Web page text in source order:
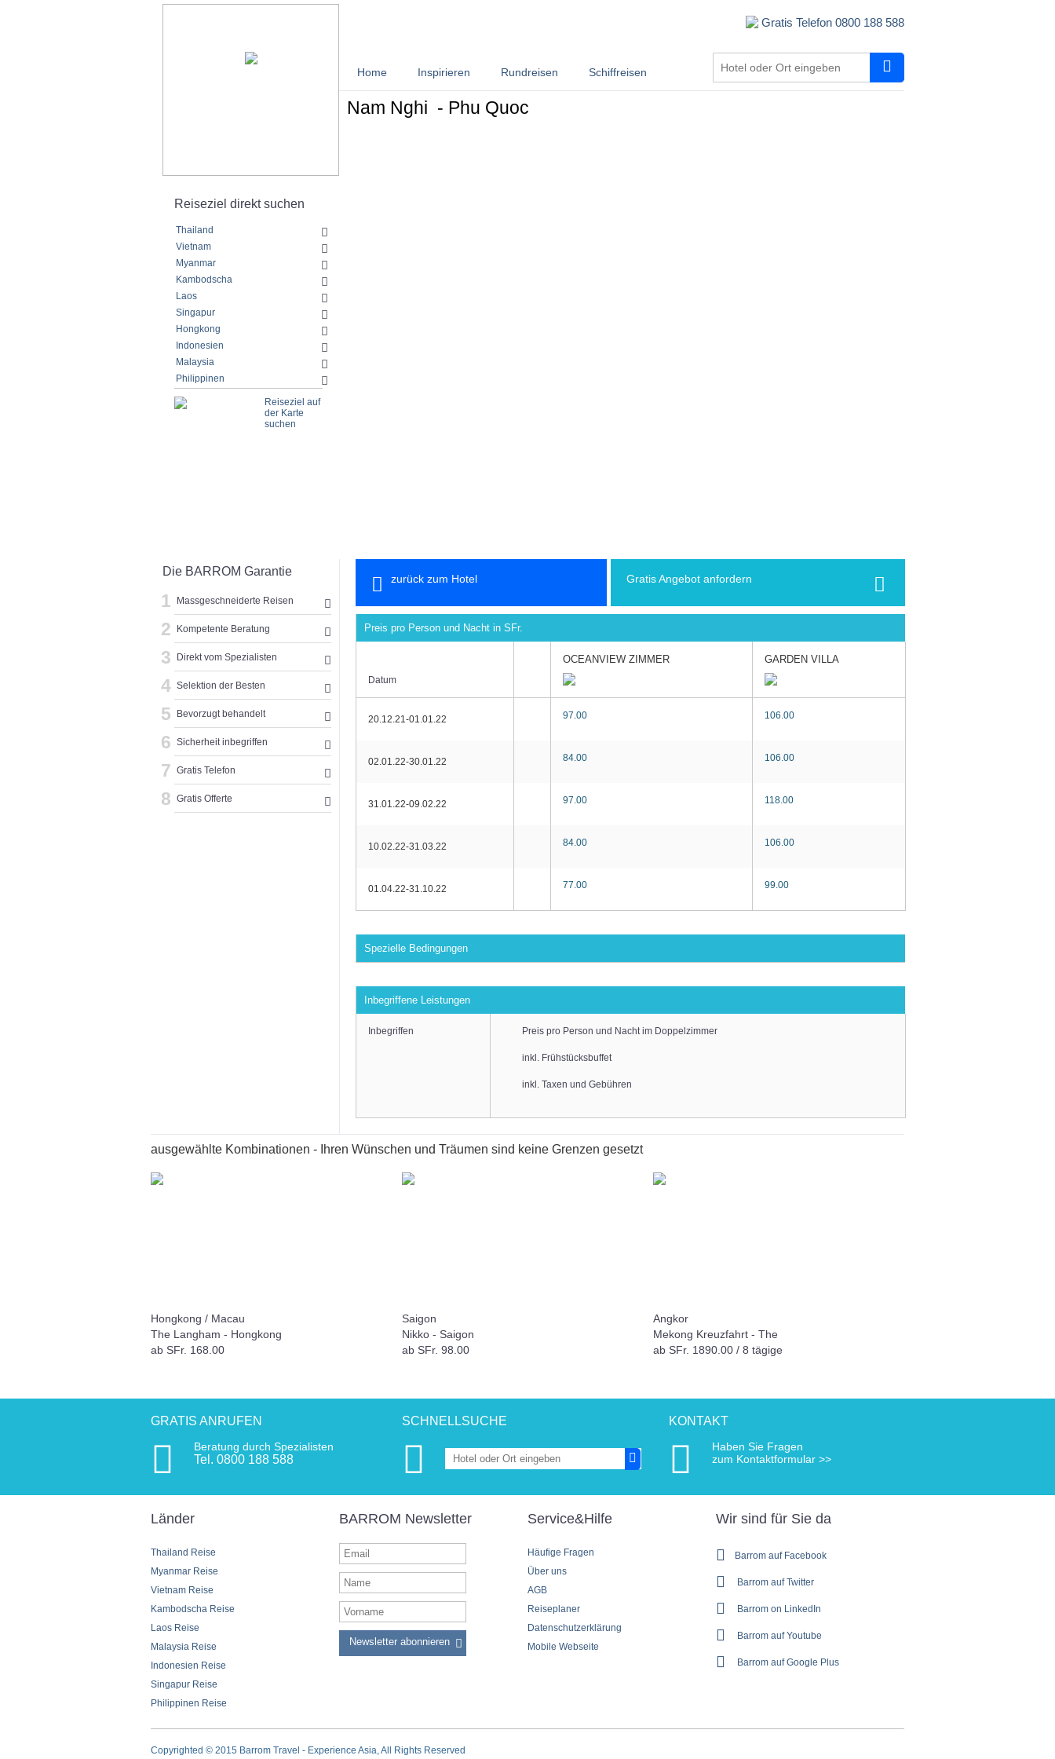
Gratis Telefon 0800 188 588
Home Inspirieren Rundreisen Schiffreisen
Reiseziel direkt suchen
Thailand
Vietnam
Myanmar
Kambodscha
Laos
Singapur
Hongkong
Indonesien
Malaysia
Philippinen
Reiseziel auf
der Karte
suchen
Die BARROM Garantie
1 Massgeschneiderte Reisen
2 Kompetente Beratung
3 Direkt vom Spezialisten
4 Selektion der Besten
5 Bevorzugt behandelt
6 Sicherheit inbegriffen
7 Gratis Telefon
8 Gratis Offerte
Nam Nghi - Phu Quoc
zurück zum Hotel Gratis Angebot anfordern
Preis pro Person und Nacht in SFr.
Datum
OCEANVIEW ZIMMER GARDEN VILLA
20.12.21-01.01.22 97.00 106.00
02.01.22-30.01.22 84.00 106.00
31.01.22-09.02.22 97.00 118.00
10.02.22-31.03.22 84.00 106.00
01.04.22-31.10.22 77.00 99.00
Spezielle Bedingungen
Inbegriffene Leistungen
Inbegriffen Preis pro Person und Nacht im Doppelzimmer
inkl. Frühstücksbuffet
inkl. Taxen und Gebühren
ausgewählte Kombinationen - Ihren Wünschen und Träumen sind keine Grenzen gesetzt
Hongkong / Macau
The Langham - Hongkong
ab SFr. 168.00
Saigon
Nikko - Saigon
ab SFr. 98.00
Angkor
Mekong Kreuzfahrt - The
Jayavarman
ab SFr. 1890.00 / 8 tägige
GRATIS ANRUFEN
Beratung durch Spezialisten
Tel. 0800 188 588
SCHNELLSUCHE KONTAKT
Haben Sie Fragen
zum Kontaktformular >>
Länder
Thailand Reise
Myanmar Reise
Vietnam Reise
Kambodscha Reise
Laos Reise
Malaysia Reise
Indonesien Reise
Singapur Reise
Philippinen Reise
BARROM Newsletter
Newsletter abonnieren
Service&Hilfe
Häufige Fragen
Über uns
AGB
Reiseplaner
Datenschutzerklärung
Mobile Webseite
Wir sind für Sie da
Barrom auf Facebook
Barrom auf Twitter
Barrom on LinkedIn
Barrom auf Youtube
Barrom auf Google Plus
Copyrighted © 2015 Barrom Travel - Experience Asia, All Rights Reserved